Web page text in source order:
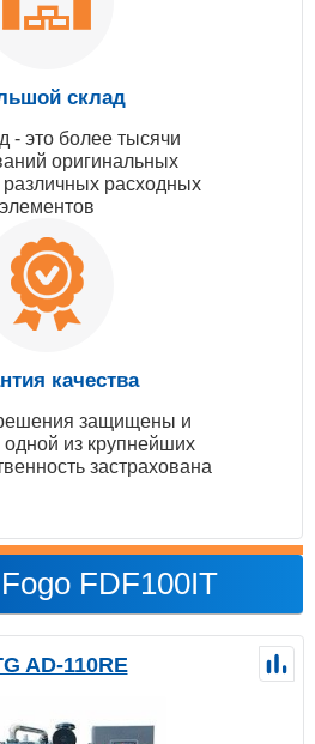
склад
- это более тысячи
оригинальных
различных расходных
элементов
качества
защищены и
из крупнейших
застрахована
FDF100IT
AD-110RE